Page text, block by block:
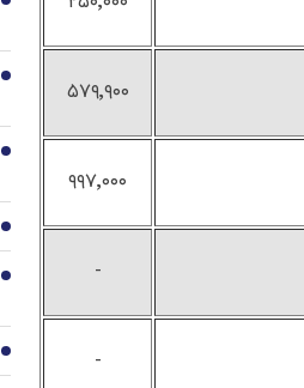
۵۷۹٬۹۰۰
۹۹۷٬۰۰۰
-
-
2
3
4
5
6
7